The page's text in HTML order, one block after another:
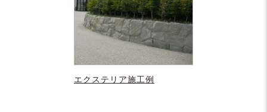
エクステリア施工例